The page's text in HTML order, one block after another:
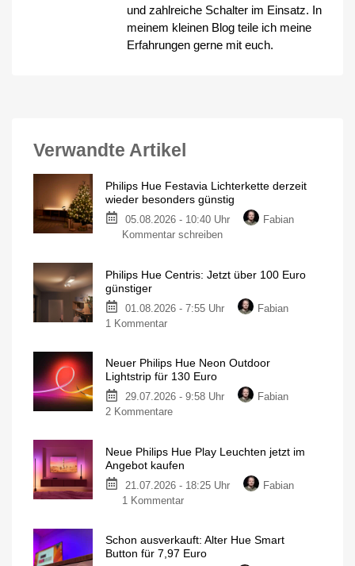
und zahlreiche Schalter im Einsatz. In
meinem kleinen Blog teile ich meine
Erfahrungen gerne mit euch.
Verwandte Artikel
Philips Hue Festavia Lichterkette derzeit
wieder besonders günstig
05.08.2026 - 10:40 Uhr
Fabian
Kommentar schreibenzu
Festavia
derzeit
LEDs
Philips Hue Centris: Jetzt über 100 Euro
günstiger
01.08.2026 - 7:55 Uhr
Fabian
1 Kommentarzu
Centris:
Jetzt
über
100
Individuelle
Deckenleuchte
mit
Lumen
Neuer Philips Hue Neon Outdoor
Lightstrip für 130 Euro
29.07.2026 - 9:58 Uhr
Fabian
2 Kommentarezu
Hue
Neon
Outdoor
Lightstrip
Euro
Ausgestattet
Neue Philips Hue Play Leuchten jetzt im
Angebot kaufen
21.07.2026 - 18:25 Uhr
Fabian
1 Kommentarzu
Hue
Play
Schon ausverkauft: Alter Hue Smart
Button für 7,97 Euro